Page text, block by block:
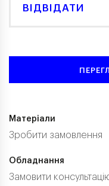
ВІДВІДАТИ
Матеріали
Зробити замовлення
Обладнання
Замовити